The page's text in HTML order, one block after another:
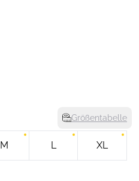
Größentabelle
M L XL